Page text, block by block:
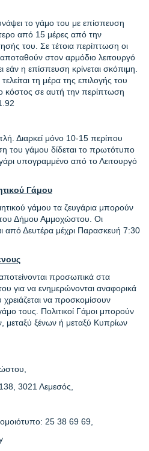
το γάμο του με επίσπευση
από 15 μέρες από την
του. Σε τέτοια περίπτωση οι
στον αρμόδιο λειτουργό
εάν η επίσπευση κρίνεται σκόπιμη.
τη μέρα της επιλογής του
κόστος σε αυτή την περίπτωση
Διαρκεί μόνο 10-15 περίπου
του γάμου δίδεται το πρωτότυπο
υπογραμμένο από το Λειτουργό
Γάμου
γάμου τα ζευγάρια μπορούν
του Δήμου Αμμοχώστου. Οι
από Δευτέρα μέχρι Παρασκευή 7:30
προσωπικά στα
για να ενημερώνονται αναφορικά
να προσκομίσουν
τους. Πολιτικοί Γάμοι μπορούν
μεταξύ ξένων ή μεταξύ Κυπρίων
3021 Λεμεσός,
25 38 69 69,